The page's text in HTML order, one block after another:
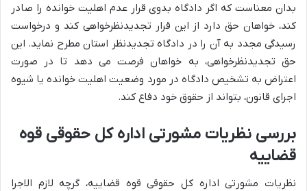
بدان معناست که اگر دادگاه بدوی قرار عدم اهلیت خوانده را صادر
کند، خواهان حق دارد از این قرار تجدیدنظرخواهی کند و درخواست
رسیدگی مجدد به آن را در دادگاه تجدیدنظر استان مطرح نماید. این
حق تجدیدنظرخواهی، به خواهان فرصت می دهد تا در صورت
اعتراض به تشخیص دادگاه در مورد وضعیت اهلیت خوانده یا شیوه
اجرای قانون، بتواند از حقوق خود دفاع کند.
بررسی نظریات مشورتی اداره کل حقوقی قوه
قضاییه
نظریات مشورتی اداره کل حقوقی قوه قضاییه، گرچه لازم الاجرا